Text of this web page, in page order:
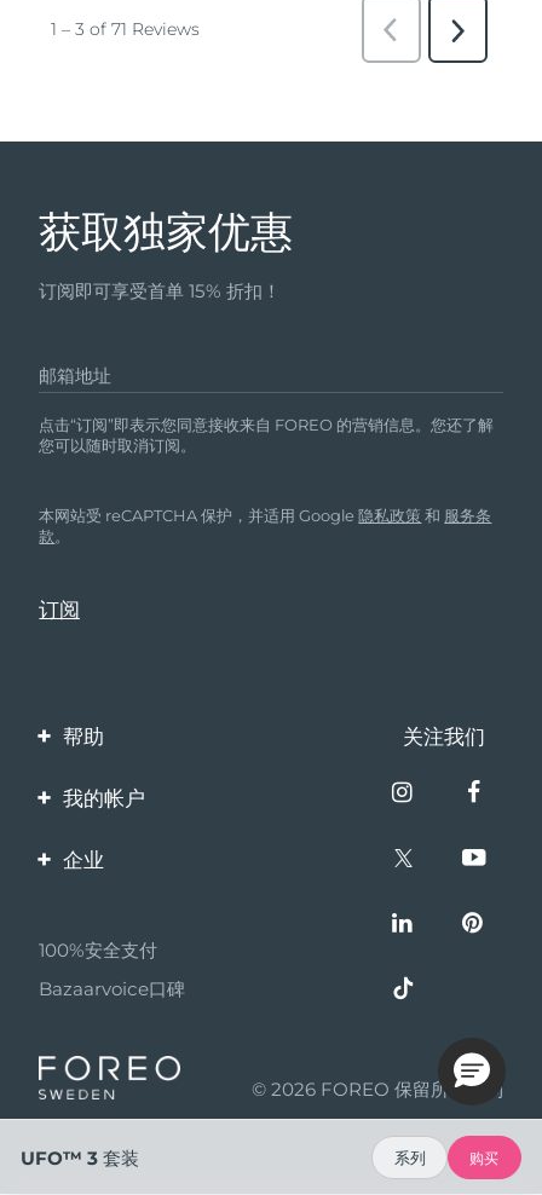
获取独家优惠
订阅即可享受首单 15% 折扣！
邮箱地址
点击“订阅”即表示您同意接收来自 FOREO 的营销信息。您还了解
您可以随时取消订阅。
本网站受 reCAPTCHA 保护，并适用 Google隐私政策 和 服务条
款。
帮助
联系我们
保修与退换货
关注我们
我的帐户
产品注册
企业
伙伴计划
联盟新闻
成为合作伙伴
100%安全支付
Bazaarvoice口碑
© 2026 FOREO 保留所有权利
UFO™ 3 套装 系列 购买